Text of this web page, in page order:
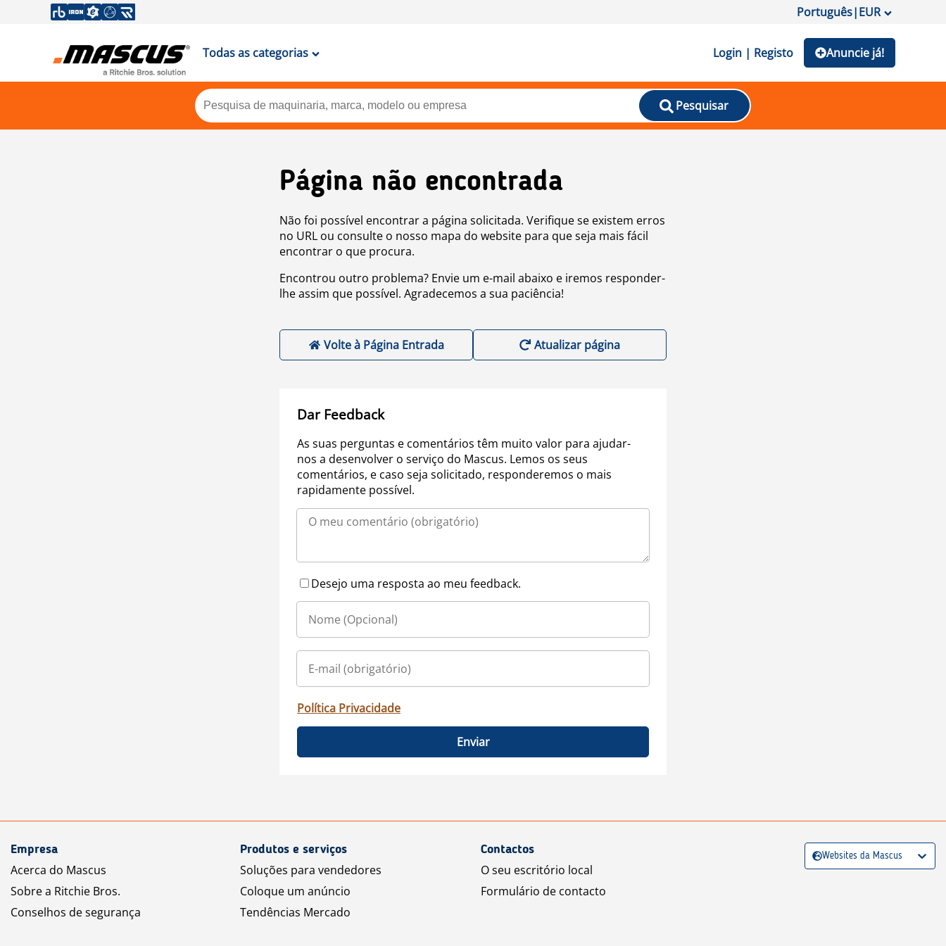
Português|EUR
Todas as categorias Login | Registo Anuncie já!
Pesquisar
Página não encontrada
Não foi possível encontrar a página solicitada. Verifique se existem erros
no URL ou consulte o nosso mapa do website para que seja mais fácil
encontrar o que procura.
Encontrou outro problema? Envie um e-mail abaixo e iremos responder-
lhe assim que possível. Agradecemos a sua paciência!
Volte à Página Entrada Atualizar página
Dar Feedback
As suas perguntas e comentários têm muito valor para ajudar-
nos a desenvolver o serviço do Mascus. Lemos os seus
comentários, e caso seja solicitado, responderemos o mais
rapidamente possível.
Desejo uma resposta ao meu feedback.
Política Privacidade
Enviar
Empresa
Acerca do Mascus
Sobre a Ritchie Bros.
Conselhos de segurança
Produtos e serviços
Soluções para vendedores
Coloque um anúncio
Tendências Mercado
Contactos
O seu escritório local
Formulário de contacto
Websites da Mascus